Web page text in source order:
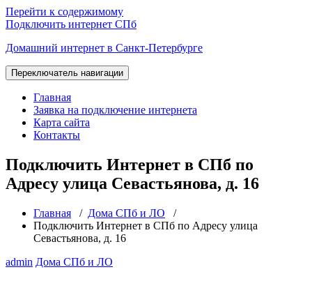
Перейти к содержимому
Подключить интернет СПб
Домашний интернет в Санкт-Петербурге
Переключатель навигации
Главная
Заявка на подключение интернета
Карта сайта
Контакты
Подключить Интернет в СПб по
Адресу улица Севастьянова, д. 16
Главная / Дома СПб и ЛО /
Подключить Интернет в СПб по Адресу улица
Севастьянова, д. 16
admin Дома СПб и ЛО